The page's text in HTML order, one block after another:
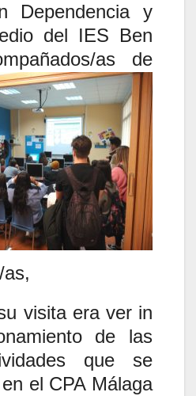
Dependencia y
del IES Ben
as de
visita era ver in
de las
que se
el CPA Málaga